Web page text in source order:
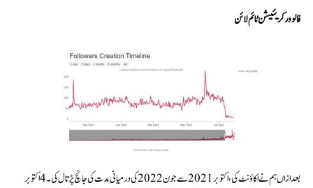
فالوور کریئیشن ٹائم لائن
بعد ازاں ہم نے اکاؤنٹ کی ، اکتوبر 2021 سے جون 2022 کی درمیانی مدت کی جانچ پڑتال کی۔ 4 اکتوبر